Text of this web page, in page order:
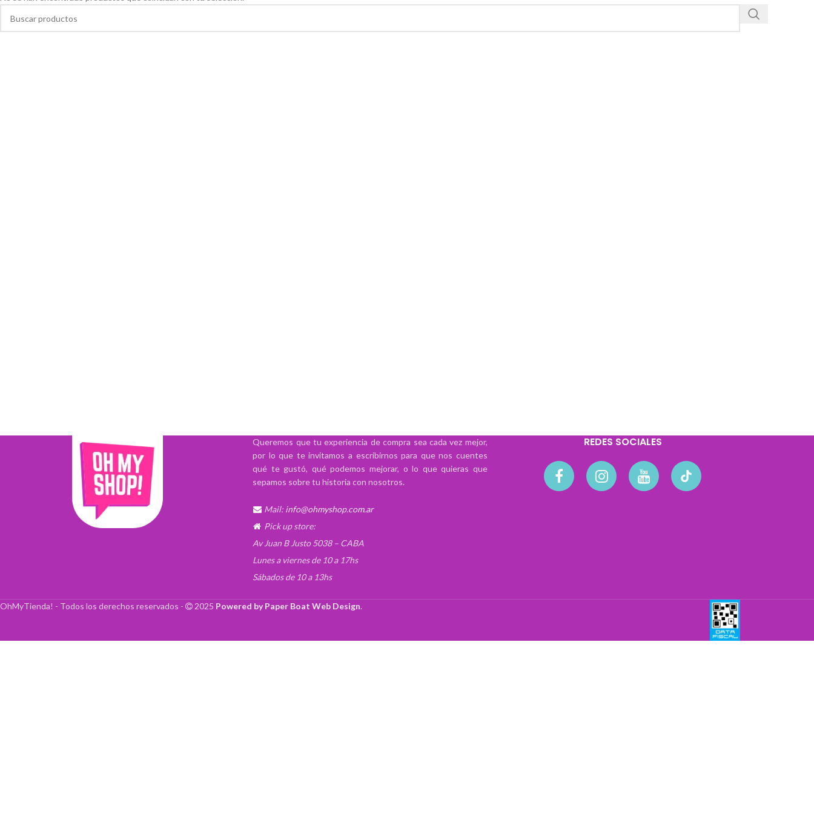
Queremos que tu experiencia de compra sea cada vez mejor,
por lo que te invitamos a escribirnos para que nos cuentes
qué te gustó, qué podemos mejorar, o lo que quieras que
sepamos sobre tu historia con nosotros.
Mail: info@ohmyshop.com.ar
Pick up store:
Av Juan B Justo 5038 – CABA
Lunes a viernes de 10 a 17hs
Sábados de 10 a 13hs
REDES SOCIALES
OhMyTienda! - Todos los derechos reservados - 2025 Powered by Paper Boat Web Design.